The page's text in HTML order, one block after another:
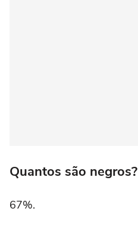
Quantos são negros?
67%.